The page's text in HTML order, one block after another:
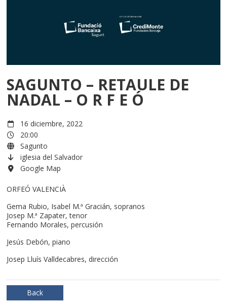
SAGUNTO – RETAULE DE
NADAL – O R F E Ó
16 diciembre, 2022
20:00
Sagunto
iglesia del Salvador
Google Map
ORFEÓ VALENCIÀ
Gema Rubio, Isabel M.ª Gracián, sopranos
Josep M.ª Zapater, tenor
Fernando Morales, percusión
Jesús Debón, piano
Josep Lluís Valldecabres, dirección
Back